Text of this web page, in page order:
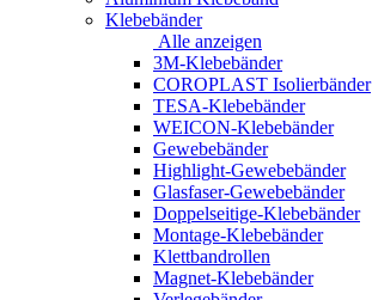
Klebebänder
Alle anzeigen
3M-Klebebänder
COROPLAST Isolierbänder
TESA-Klebebänder
WEICON-Klebebänder
Gewebebänder
Highlight-Gewebebänder
Glasfaser-Gewebebänder
Doppelseitige-Klebebänder
Montage-Klebebänder
Klettbandrollen
Magnet-Klebebänder